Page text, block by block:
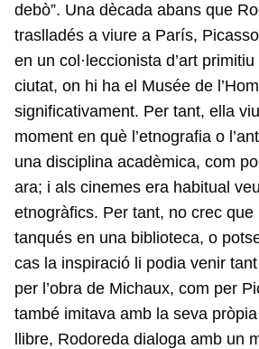
debò”. Una dècada abans que
traslladés a viure a París,
en un col·leccionista d’art
ciutat, on hi ha el Musée de
significativament. Per tant, ella
moment en què l’etnografia o
una disciplina acadèmica, com
ara; i als cinemes era habitual
etnogràfics. Per tant, no crec que
tanqués en una biblioteca, o
cas la inspiració li podia venir
per l’obra de Michaux, com per
també imitava amb la seva
llibre, Rodoreda dialoga amb un